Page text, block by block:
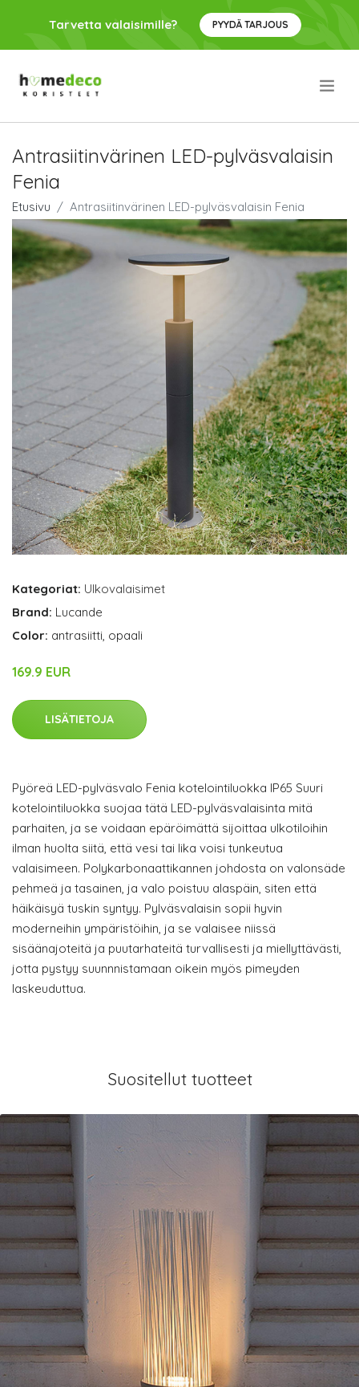
Tarvetta valaisimille? PYYDÄ TARJOUS
Antrasiitinvärinen LED-pylväsvalaisin
Fenia
Etusivu Antrasiitinvärinen LED-pylväsvalaisin Fenia
Kategoriat: Ulkovalaisimet
Brand: Lucande
Color: antrasiitti, opaali
169.9 EUR
LISÄTIETOJA
Pyöreä LED-pylväsvalo Fenia kotelointiluokka IP65 Suuri
kotelointiluokka suojaa tätä LED-pylväsvalaisinta mitä
parhaiten, ja se voidaan epäröimättä sijoittaa ulkotiloihin
ilman huolta siitä, että vesi tai lika voisi tunkeutua
valaisimeen. Polykarbonaattikannen johdosta on valonsäde
pehmeä ja tasainen, ja valo poistuu alaspäin, siten että
häikäisyä tuskin syntyy. Pylväsvalaisin sopii hyvin
moderneihin ympäristöihin, ja se valaisee niissä
sisäänajoteitä ja puutarhateitä turvallisesti ja miellyttävästi,
jotta pystyy suunnnistamaan oikein myös pimeyden
laskeuduttua.
Suositellut tuotteet